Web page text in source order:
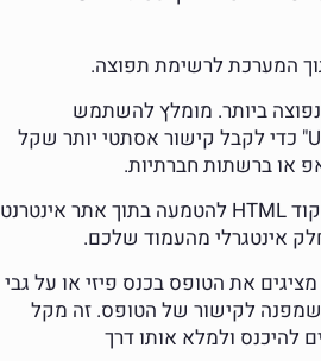
המערכת לרשימת תפוצה.
ביותר. מומלץ להשתמש
באפשרות "קצר כתובת URL" כדי לקבל קישור אסתטי יותר שקל
או ברשתות חברתיות.
קבלת קוד HTML להטמעה בתוך אתר אינטרנט
אינטגרלי מהעמוד שלכם.
את הטופס בכנס פיזי או על גבי
פלייר מודפס, צרו קוד QR שמפנה לקישור של הטופס. זה מקל
ולמלא אותו דרך